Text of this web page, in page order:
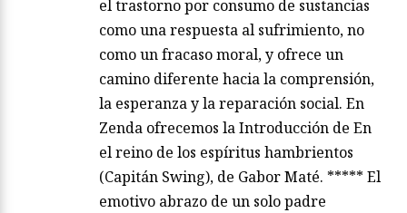
el trastorno por consumo de sustancias
como una respuesta al sufrimiento, no
como un fracaso moral, y ofrece un
camino diferente hacia la comprensión,
la esperanza y la reparación social. En
Zenda ofrecemos la Introducción de En
el reino de los espíritus hambrientos
(Capitán Swing), de Gabor Maté. ***** El
emotivo abrazo de un solo padre